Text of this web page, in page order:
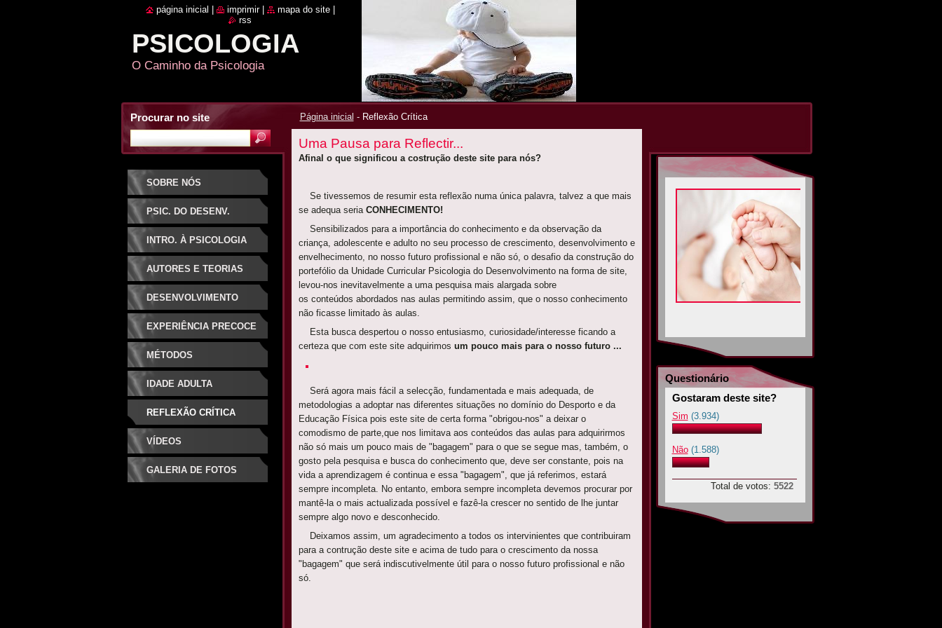
PSICOLOGIA
O Caminho da Psicologia
Página inicial - Reflexão Crítica
Uma Pausa para Reflectir...
Afinal o que significou a costrução deste site para nós?
Se tivessemos de resumir esta reflexão numa única palavra, talvez a que mais
se adequa seria CONHECIMENTO!
Sensibilizados para a importância do conhecimento e da observação da
criança, adolescente e adulto no seu processo de crescimento, desenvolvimento e
envelhecimento, no nosso futuro profissional e não só, o desafio da construção do
portefólio da Unidade Curricular Psicologia do Desenvolvimento na forma de site,
levou-nos inevitavelmente a uma pesquisa mais alargada sobre
os conteúdos abordados nas aulas permitindo assim, que o nosso conhecimento
não ficasse limitado às aulas.
Esta busca despertou o nosso entusiasmo, curiosidade/interesse ficando a
certeza que com este site adquirimos um pouco mais para o nosso futuro ...
Será agora mais fácil a selecção, fundamentada e mais adequada, de
metodologias a adoptar nas diferentes situações no domínio do Desporto e da
Educação Física pois este site de certa forma "obrigou-nos" a deixar o
comodismo de parte,que nos limitava aos conteúdos das aulas para adquirirmos
não só mais um pouco mais de "bagagem" para o que se segue mas, também, o
gosto pela pesquisa e busca do conhecimento que, deve ser constante, pois na
vida a aprendizagem é continua e essa "bagagem", que já referimos, estará
sempre incompleta. No entanto, embora sempre incompleta devemos procurar por
mantê-la o mais actualizada possível e fazê-la crescer no sentido de lhe juntar
sempre algo novo e desconhecido.
Deixamos assim, um agradecimento a todos os intervinientes que contribuiram
para a contrução deste site e acima de tudo para o crescimento da nossa
"bagagem" que será indiscutivelmente útil para o nosso futuro profissional e não
só.
SOBRE NÓS
PSIC. DO DESENV.
INTRO. À PSICOLOGIA
AUTORES E TEORIAS
DESENVOLVIMENTO
EXPERIÊNCIA PRECOCE
MÉTODOS
IDADE ADULTA
REFLEXÃO CRÍTICA
VÍDEOS
GALERIA DE FOTOS
Questionário
Gostaram deste site?
Sim (3.934)
Não (1.588)
Total de votos: 5522
Procurar no site
página inicial imprimir mapa do site
rss